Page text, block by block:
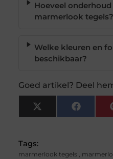
Hoeveel onderhoud
marmerlook tegels?
Welke kleuren en
beschikbaar?
Goed artikel? Deel
X
(Twitter)
Tags:
marmerlook tegels,